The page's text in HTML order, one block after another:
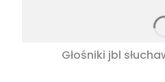
Głośniki jbl